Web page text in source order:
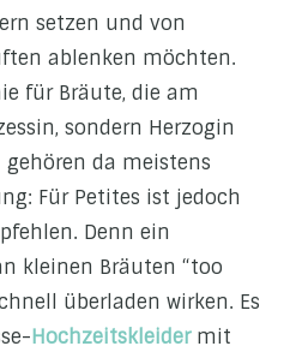
setzen und von
ablenken möchten.
für Bräute, die am
sondern Herzogin
gehören da meistens
Für Petites ist jedoch
Denn ein
kleinen Bräuten “too
überladen wirken. Es
Hochzeitskleidermit